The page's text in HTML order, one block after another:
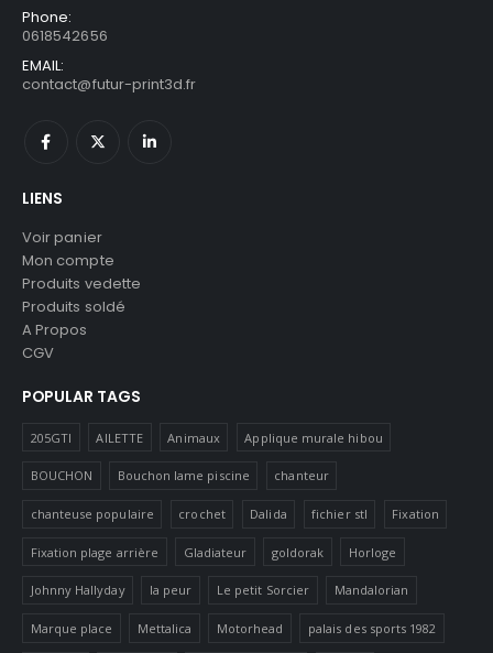
Phone:
0618542656
EMAIL:
contact@futur-print3d.fr
LIENS
Voir panier
Mon compte
Produits vedette
Produits soldé
A Propos
CGV
POPULAR TAGS
205GTI AILETTE Animaux Applique murale hibou
BOUCHON Bouchon lame piscine chanteur
chanteuse populaire crochet Dalida fichier stl Fixation
Fixation plage arrière Gladiateur goldorak Horloge
Johnny Hallyday la peur Le petit Sorcier Mandalorian
Marque place Mettalica Motorhead palais des sports 1982